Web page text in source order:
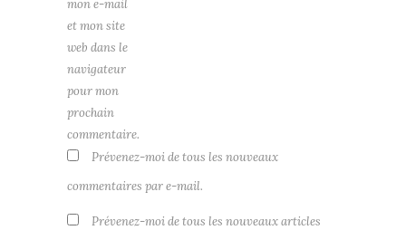
mon e-mail
et mon site
web dans le
navigateur
pour mon
prochain
commentaire.
Prévenez-moi de tous les nouveaux
commentaires par e-mail.
Prévenez-moi de tous les nouveaux articles